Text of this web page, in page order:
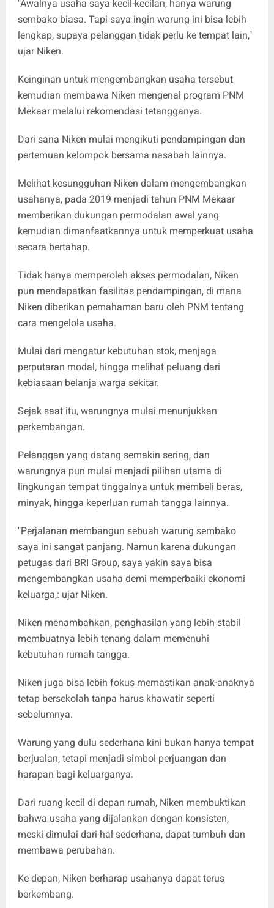
"Awalnya usaha saya kecil-kecilan, hanya warung
sembako biasa. Tapi saya ingin warung ini bisa lebih
lengkap, supaya pelanggan tidak perlu ke tempat lain,"
ujar Niken.
Keinginan untuk mengembangkan usaha tersebut
kemudian membawa Niken mengenal program PNM
Mekaar melalui rekomendasi tetangganya.
Dari sana Niken mulai mengikuti pendampingan dan
pertemuan kelompok bersama nasabah lainnya.
Melihat kesungguhan Niken dalam mengembangkan
usahanya, pada 2019 menjadi tahun PNM Mekaar
memberikan dukungan permodalan awal yang
kemudian dimanfaatkannya untuk memperkuat usaha
secara bertahap.
Tidak hanya memperoleh akses permodalan, Niken
pun mendapatkan fasilitas pendampingan, di mana
Niken diberikan pemahaman baru oleh PNM tentang
cara mengelola usaha.
Mulai dari mengatur kebutuhan stok, menjaga
perputaran modal, hingga melihat peluang dari
kebiasaan belanja warga sekitar.
Sejak saat itu, warungnya mulai menunjukkan
perkembangan.
Pelanggan yang datang semakin sering, dan
warungnya pun mulai menjadi pilihan utama di
lingkungan tempat tinggalnya untuk membeli beras,
minyak, hingga keperluan rumah tangga lainnya.
"Perjalanan membangun sebuah warung sembako
saya ini sangat panjang. Namun karena dukungan
petugas dari BRI Group, saya yakin saya bisa
mengembangkan usaha demi memperbaiki ekonomi
keluarga,: ujar Niken.
Niken menambahkan, penghasilan yang lebih stabil
membuatnya lebih tenang dalam memenuhi
kebutuhan rumah tangga.
Niken juga bisa lebih fokus memastikan anak-anaknya
tetap bersekolah tanpa harus khawatir seperti
sebelumnya.
Warung yang dulu sederhana kini bukan hanya tempat
berjualan, tetapi menjadi simbol perjuangan dan
harapan bagi keluarganya.
Dari ruang kecil di depan rumah, Niken membuktikan
bahwa usaha yang dijalankan dengan konsisten,
meski dimulai dari hal sederhana, dapat tumbuh dan
membawa perubahan.
Ke depan, Niken berharap usahanya dapat terus
berkembang.